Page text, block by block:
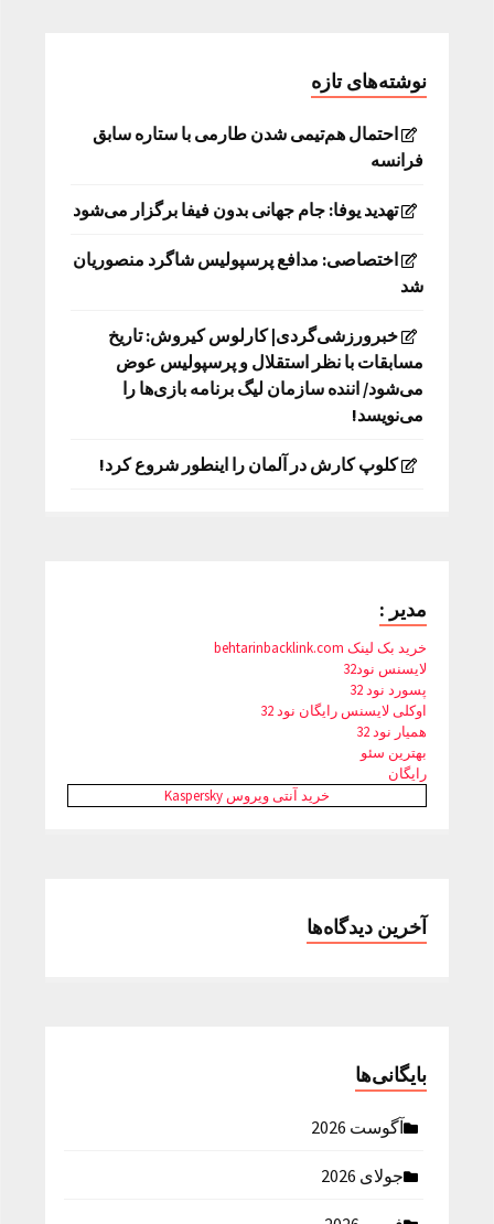
نوشته‌های تازه
احتمال هم‌تیمی شدن طارمی با ستاره سابق
فرانسه
تهدید یوفا: جام جهانی بدون فیفا برگزار می‌شود
اختصاصی: مدافع پرسپولیس شاگرد منصوریان
شد
خبرورزشی‌گردی| کارلوس کیروش: تاریخ
مسابقات با نظر استقلال و پرسپولیس عوض
می‌شود/ اننده سازمان لیگ برنامه بازی‌ها را
می‌نویسد!
کلوپ کارش در آلمان را اینطور شروع کرد!
مدیر :
خرید بک لینک behtarinbacklink.com
لایسنس نود32
پسورد نود 32
اوکلی لایسنس رایگان نود 32
همیار نود 32
بهترین سئو
رایگان
خرید آنتی ویروس Kaspersky
آخرین دیدگاه‌ها
بایگانی‌ها
آگوست 2026
جولای 2026